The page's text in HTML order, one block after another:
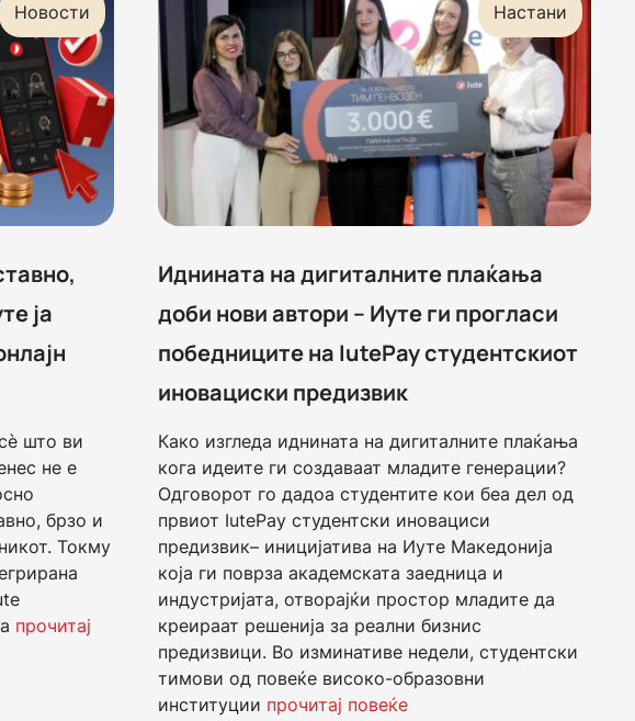
ја
што ви
не е
брзо и
Токму
прочитај
Новости
Иднината на дигиталните плаќања
доби нови автори – Иуте ги прогласи
победниците на IutePay студентскиот
иновациски предизвик
Како изгледа иднината на дигиталните плаќања
кога идеите ги создаваат младите генерации?
Одговорот го дадоа студентите кои беа дел од
првиот IutePay студентски иновациси
предизвик– иницијатива на Иуте Македонија
која ги поврза академската заедница и
индустријата, отворајќи простор младите да
креираат решенија за реални бизнис
предизвици. Во изминативе недели, студентски
тимови од повеќе високо-образовни
институции прочитај повеќе
Настани